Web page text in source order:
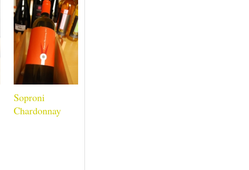
Soproni
Chardonnay